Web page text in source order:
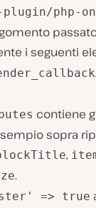
plugin/php-
i seguenti
,
contiene
sopra
,
.
=> true